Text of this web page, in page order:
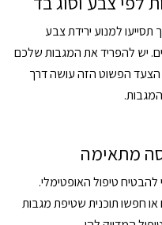
למנוע ירידת צבע
יש להפריד את המגבות שלכם
הצעד הפשוט הזה עושה דרך
טיפול האופטימלי.
חפשו תוכנית שטיפת מגבות